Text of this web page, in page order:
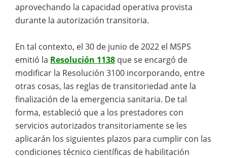
aprovechando la capacidad operativa provista
durante la autorización transitoria.
En tal contexto, el 30 de junio de 2022 el MSPS
emitió la Resolución 1138 que se encargó de
modificar la Resolución 3100 incorporando, entre
otras cosas, las reglas de transitoriedad ante la
finalización de la emergencia sanitaria. De tal
forma, estableció que a los prestadores con
servicios autorizados transitoriamente se les
aplicarán los siguientes plazos para cumplir con las
condiciones técnico científicas de habilitación